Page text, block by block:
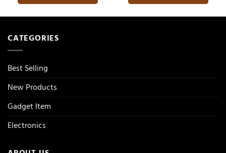
CATEGORIES
Best Selling
New Products
Gadget Item
Electronics